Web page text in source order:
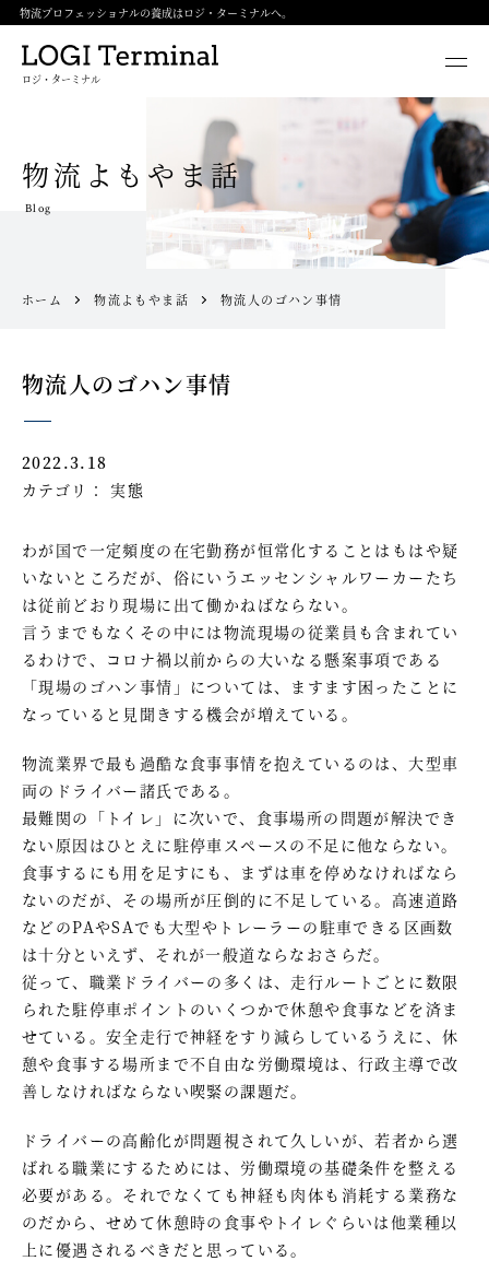
物流プロフェッショナルの養成はロジ・ターミナルへ。
ロジ・ターミナル
物流よもやま話
Blog
ホーム 物流よもやま話 物流人のゴハン事情
物流人のゴハン事情
2022.3.18
カテゴリ： 実態
わが国で一定頻度の在宅勤務が恒常化することはもはや疑
いないところだが、俗にいうエッセンシャルワーカーたち
は従前どおり現場に出て働かねばならない。
言うまでもなくその中には物流現場の従業員も含まれてい
るわけで、コロナ禍以前からの大いなる懸案事項である
「現場のゴハン事情」については、ますます困ったことに
なっていると見聞きする機会が増えている。
物流業界で最も過酷な食事事情を抱えているのは、大型車
両のドライバー諸氏である。
最難関の「トイレ」に次いで、食事場所の問題が解決でき
ない原因はひとえに駐停車スペースの不足に他ならない。
食事するにも用を足すにも、まずは車を停めなければなら
ないのだが、その場所が圧倒的に不足している。高速道路
などのPAやSAでも大型やトレーラーの駐車できる区画数
は十分といえず、それが一般道ならなおさらだ。
従って、職業ドライバーの多くは、走行ルートごとに数限
られた駐停車ポイントのいくつかで休憩や食事などを済ま
せている。安全走行で神経をすり減らしているうえに、休
憩や食事する場所まで不自由な労働環境は、行政主導で改
善しなければならない喫緊の課題だ。
ドライバーの高齢化が問題視されて久しいが、若者から選
ばれる職業にするためには、労働環境の基礎条件を整える
必要がある。それでなくても神経も肉体も消耗する業務な
のだから、せめて休憩時の食事やトイレぐらいは他業種以
上に優遇されるべきだと思っている。